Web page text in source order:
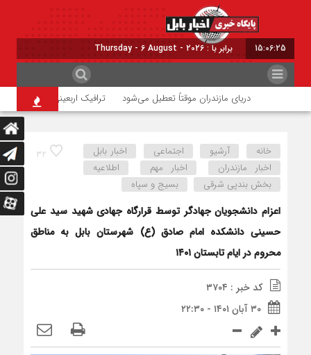
15:06:26 برابر با : Thursday - 6 August - 2026
دریای مازندران موقتاً تعطیل می‌شود ترافیک اربعینی در جاده‌های شمال
۳۲ خانه آرشیو اجتماعی
اخبار بابل
اخبار مازندران
اخبار مهم
اطلاعیه
بخش بندپی شرقی
بسیج و سپاه
اعزام دانشجویان جهادگر توسط قرارگاه جهادی شهید سید علی
حسینی دانشکده امام صادق (ع) شهرستان بابل به مناطق
محروم در ایام تابستان ۱۴۰۱
کد خبر : ۳۷۰۴
۳۰ آبان ۱۴۰۱ - ۲۲:۳۰